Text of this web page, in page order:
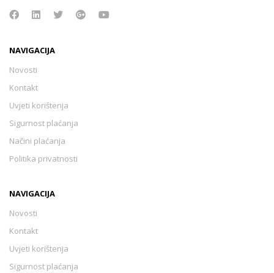
NAVIGACIJA
Novosti
Kontakt
Uvjeti korištenja
Sigurnost plaćanja
Načini plaćanja
Politika privatnosti
NAVIGACIJA
Novosti
Kontakt
Uvjeti korištenja
Sigurnost plaćanja